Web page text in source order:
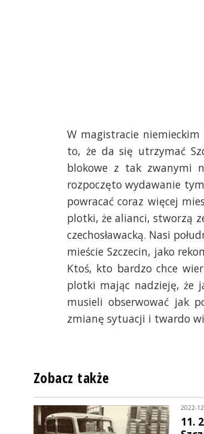
W magistracie
to, że da się utrzymać
blokowe z tak zwanymi
rozpoczęto wydawanie
powracać coraz więcej
plotki, że alianci, stworzą
czechosławacką. Nasi
mieście Szczecin, jako
Ktoś, kto bardzo chce
plotki mając nadzieję, że
musieli obserwować jak
zmianę sytuacji i twardo
Zobacz także
2022-
11.